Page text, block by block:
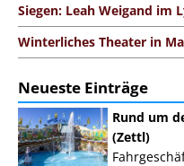
Siegen: Leah Weigand im
Winterliches Theater in
Neueste Einträge
Rund um
(Zettl)